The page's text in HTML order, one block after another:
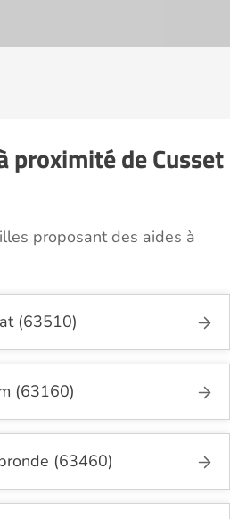
proximité de Cusset
proposant des aides à
(63510)
(63160)
(63460)